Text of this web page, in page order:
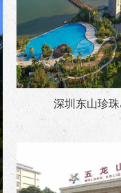
深圳东山珍